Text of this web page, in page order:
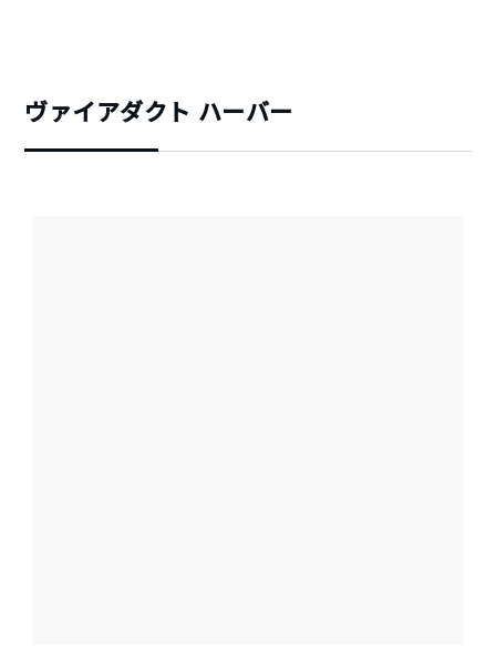
ヴァイアダクト ハーバー